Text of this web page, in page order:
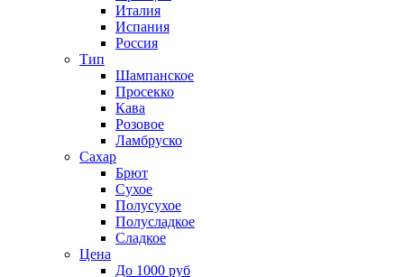
Италия
Испания
Россия
Тип
Шампанское
Просекко
Кава
Розовое
Ламбруско
Сахар
Брют
Сухое
Полусухое
Полусладкое
Сладкое
Цена
До 1000 руб